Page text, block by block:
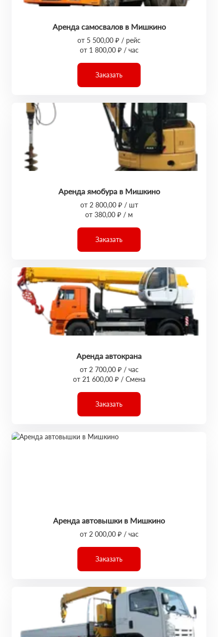
Аренда самосвалов в Мишкино
от 5 500,00 ₽ / рейс
от 1 800,00 ₽ / час
Заказать
Аренда ямобура в Мишкино
от 2 800,00 ₽ / шт
от 380,00 ₽ / м
Заказать
Аренда автокрана
от 2 700,00 ₽ / час
от 21 600,00 ₽ / Смена
Заказать
Аренда автовышки в Мишкино
от 2 000,00 ₽ / час
Заказать